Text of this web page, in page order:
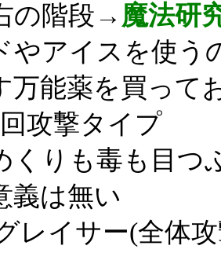
の階段→ 魔法研
やアイスを使う
万能薬を買って
攻撃タイプ
くりも毒も目つ
義は無い
レイサー(全体